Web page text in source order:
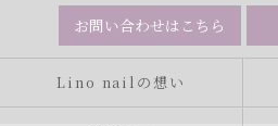
お問い合わせはこちら
Lino nailの想い